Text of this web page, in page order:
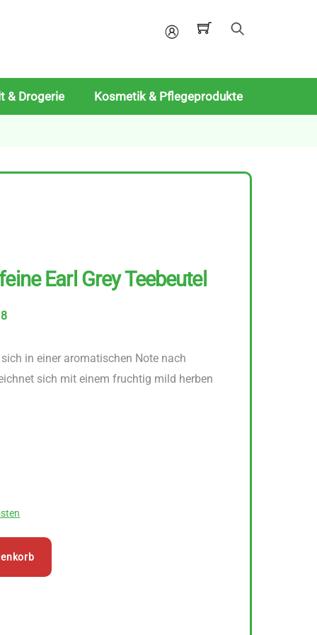
Mein
& Drogerie Kosmetik & Pflegeprodukte
Earl Grey Teebeutel
in einer aromatischen Note nach
sich mit einem fruchtig mild herben